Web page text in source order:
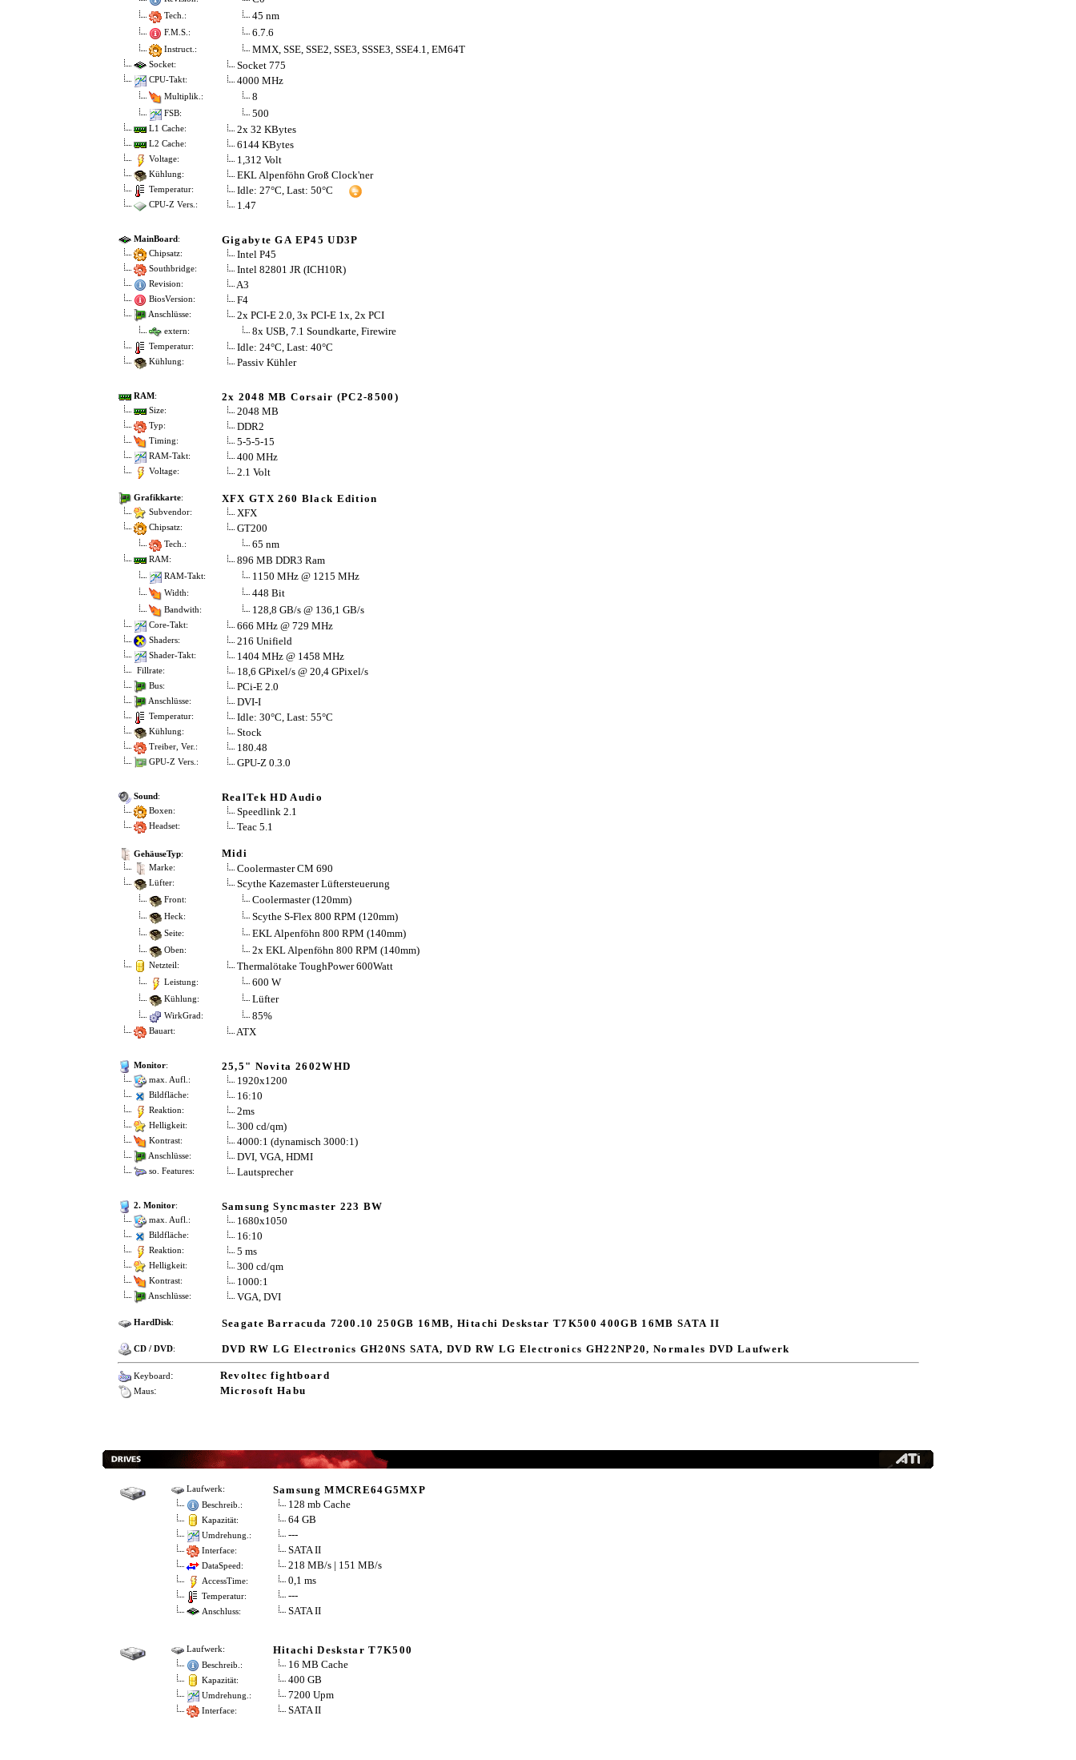
Tech.: 45 nm
F.M.S.: 6.7.6
Instruct.: MMX, SSE, SSE2, SSE3, SSSE3, SSE4.1, EM64T
Socket: Socket 775
CPU-Takt: 4000 MHz
Multiplik.: 8
FSB: 500
L1 Cache: 2x 32 KBytes
L2 Cache: 6144 KBytes
Voltage: 1,312 Volt
Kühlung: EKL Alpenföhn Groß Clock'ner
Temperatur: Idle: 27°C, Last: 50°C
CPU-Z Vers.: 1.47
MainBoard: Gigabyte GA EP45 UD3P
Chipsatz: Intel P45
Southbridge: Intel 82801 JR (ICH10R)
Revision: A3
BiosVersion: F4
Anschlüsse: 2x PCI-E 2.0, 3x PCI-E 1x, 2x PCI
extern: 8x USB, 7.1 Soundkarte, Firewire
Temperatur: Idle: 24°C, Last: 40°C
Kühlung: Passiv Kühler
RAM: 2x 2048 MB Corsair (PC2-8500)
Size: 2048 MB
Typ: DDR2
Timing: 5-5-5-15
RAM-Takt: 400 MHz
Voltage: 2.1 Volt
Grafikkarte: XFX GTX 260 Black Edition
Subvendor: XFX
Chipsatz: GT200
Tech.: 65 nm
RAM: 896 MB DDR3 Ram
RAM-Takt: 1150 MHz @ 1215 MHz
Width: 448 Bit
Bandwith: 128,8 GB/s @ 136,1 GB/s
Core-Takt: 666 MHz @ 729 MHz
Shaders: 216 Unifield
Shader-Takt: 1404 MHz @ 1458 MHz
Fillrate: 18,6 GPixel/s @ 20,4 GPixel/s
Bus: PCi-E 2.0
Anschlüsse: DVI-I
Temperatur: Idle: 30°C, Last: 55°C
Kühlung: Stock
Treiber, Ver.: 180.48
GPU-Z Vers.: GPU-Z 0.3.0
Sound: RealTek HD Audio
Boxen: Speedlink 2.1
Headset: Teac 5.1
GehäuseTyp: Midi
Marke: Coolermaster CM 690
Lüfter: Scythe Kazemaster Lüftersteuerung
Front: Coolermaster (120mm)
Heck: Scythe S-Flex 800 RPM (120mm)
Seite: EKL Alpenföhn 800 RPM (140mm)
Oben: 2x EKL Alpenföhn 800 RPM (140mm)
Netzteil: Thermalötake ToughPower 600Watt
Leistung: 600 W
Kühlung: Lüfter
WirkGrad: 85%
Bauart: ATX
Monitor: 25,5" Novita 2602WHD
max. Aufl.: 1920x1200
Bildfläche: 16:10
Reaktion: 2ms
Helligkeit: 300 cd/qm)
Kontrast: 4000:1 (dynamisch 3000:1)
Anschlüsse: DVI, VGA, HDMI
so. Features: Lautsprecher
2. Monitor: Samsung Syncmaster 223 BW
max. Aufl.: 1680x1050
Bildfläche: 16:10
Reaktion: 5 ms
Helligkeit: 300 cd/qm
Kontrast: 1000:1
Anschlüsse: VGA, DVI
HardDisk: Seagate Barracuda 7200.10 250GB 16MB, Hitachi Deskstar T7K500 400GB 16MB SATA II
CD / DVD: DVD RW LG Electronics GH20NS SATA, DVD RW LG Electronics GH22NP20, Normales DVD Laufwerk
Keyboard: Revoltec fightboard
Maus: Microsoft Habu
Laufwerk: Samsung MMCRE64G5MXP
Beschreib.: 128 mb Cache
Kapazität: 64 GB
Umdrehung.: ---
Interface: SATA II
DataSpeed: 218 MB/s | 151 MB/s
AccessTime: 0,1 ms
Temperatur: ---
Anschluss: SATA II
Laufwerk: Hitachi Deskstar T7K500
Beschreib.: 16 MB Cache
Kapazität: 400 GB
Umdrehung.: 7200 Upm
Interface: SATA II